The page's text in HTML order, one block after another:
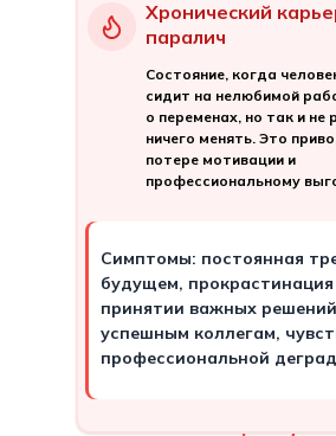
Хронический
паралич
Состояние, когда
сидит на нелюбимой
о переменах, но так и не
ничего менять. Это
потере мотивации и
профессиональному
Симптомы: постоянная
будущем, прокрастинация
принятии важных
успешным коллегам,
профессиональной